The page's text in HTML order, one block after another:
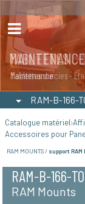
Maintenance
TABLETTES
Tablettes durcies -
RAM-B-166-
Catalogue matériel
Accessoires pour
RAM MOUNTS / support
RAM-B-166-
RAM Mounts